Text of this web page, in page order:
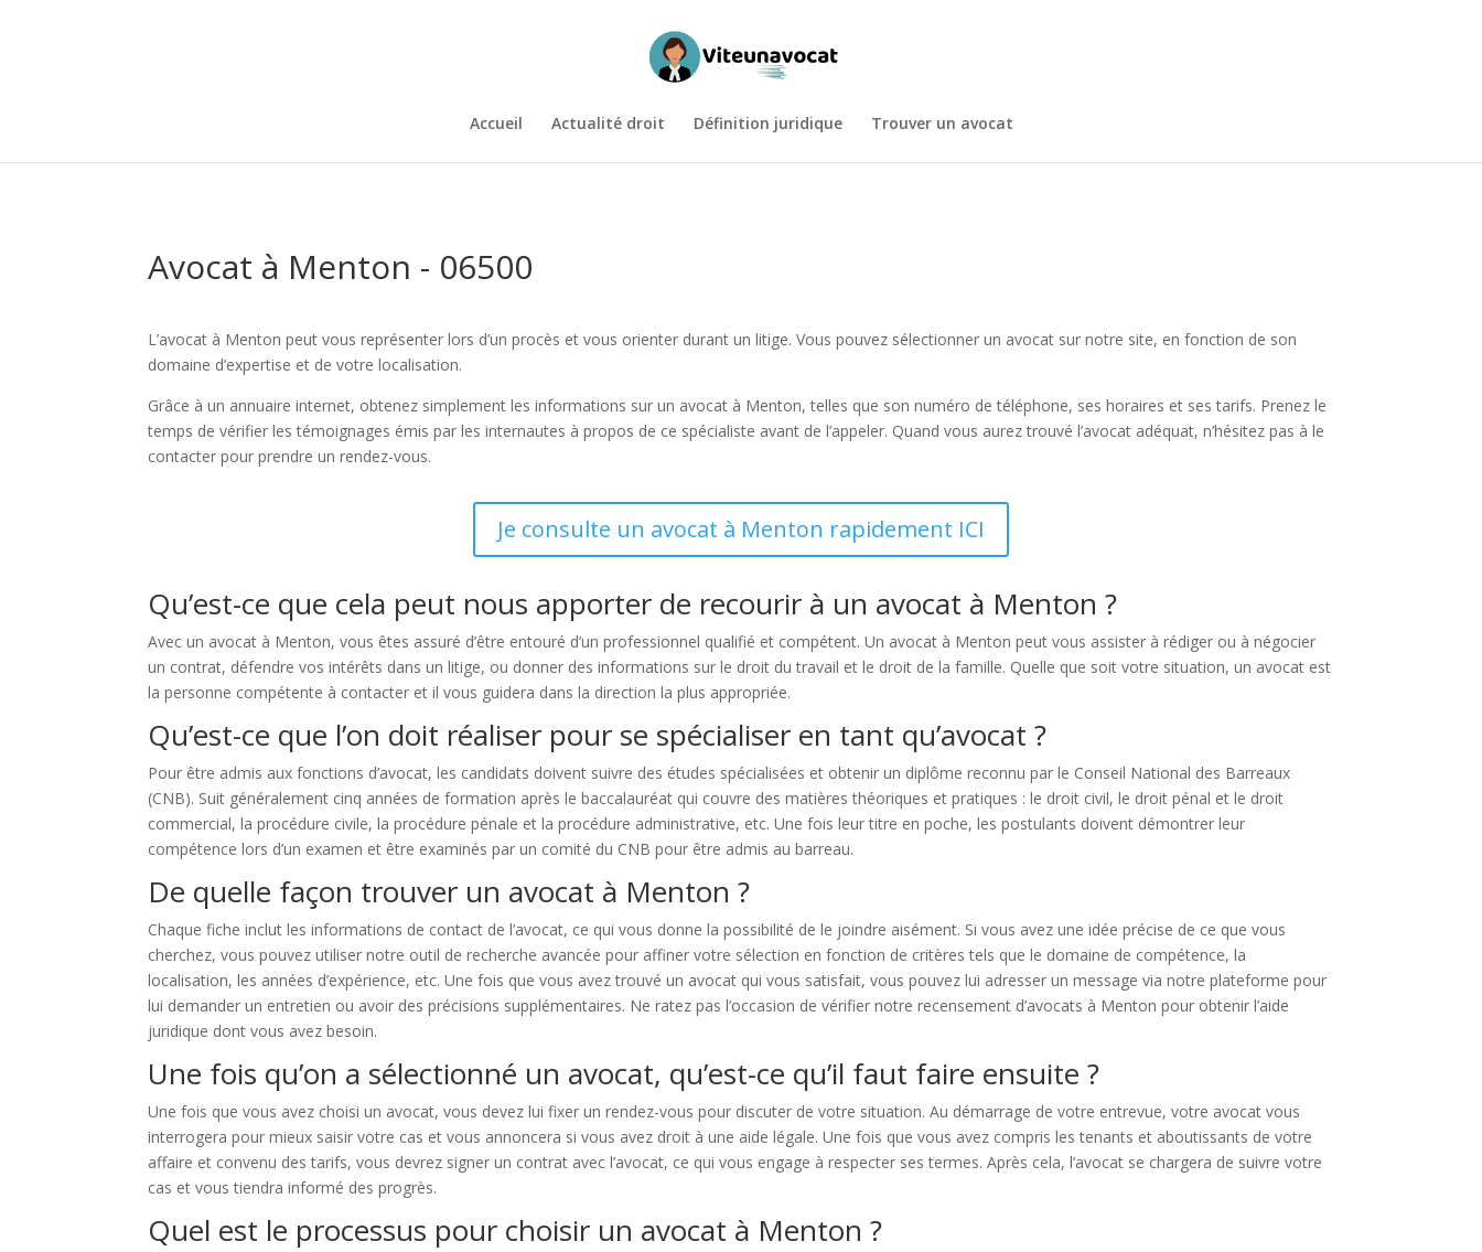
Accueil Actualité droit Définition juridique Trouver un avocat
Avocat à Menton - 06500
L’avocat à Menton peut vous représenter lors d’un procès et vous orienter durant un litige. Vous pouvez sélectionner un avocat sur notre site, en fonction de son
domaine d’expertise et de votre localisation.
Grâce à un annuaire internet, obtenez simplement les informations sur un avocat à Menton, telles que son numéro de téléphone, ses horaires et ses tarifs. Prenez le
temps de vérifier les témoignages émis par les internautes à propos de ce spécialiste avant de l’appeler. Quand vous aurez trouvé l’avocat adéquat, n’hésitez pas à le
contacter pour prendre un rendez-vous.
Je consulte un avocat à Menton rapidement ICI
Qu’est-ce que cela peut nous apporter de recourir à un avocat à Menton ?
Avec un avocat à Menton, vous êtes assuré d’être entouré d’un professionnel qualifié et compétent. Un avocat à Menton peut vous assister à rédiger ou à négocier
un contrat, défendre vos intérêts dans un litige, ou donner des informations sur le droit du travail et le droit de la famille. Quelle que soit votre situation, un avocat est
la personne compétente à contacter et il vous guidera dans la direction la plus appropriée.
Qu’est-ce que l’on doit réaliser pour se spécialiser en tant qu’avocat ?
Pour être admis aux fonctions d’avocat, les candidats doivent suivre des études spécialisées et obtenir un diplôme reconnu par le Conseil National des Barreaux
(CNB). Suit généralement cinq années de formation après le baccalauréat qui couvre des matières théoriques et pratiques : le droit civil, le droit pénal et le droit
commercial, la procédure civile, la procédure pénale et la procédure administrative, etc. Une fois leur titre en poche, les postulants doivent démontrer leur
compétence lors d’un examen et être examinés par un comité du CNB pour être admis au barreau.
De quelle façon trouver un avocat à Menton ?
Chaque fiche inclut les informations de contact de l’avocat, ce qui vous donne la possibilité de le joindre aisément. Si vous avez une idée précise de ce que vous
cherchez, vous pouvez utiliser notre outil de recherche avancée pour affiner votre sélection en fonction de critères tels que le domaine de compétence, la
localisation, les années d’expérience, etc. Une fois que vous avez trouvé un avocat qui vous satisfait, vous pouvez lui adresser un message via notre plateforme pour
lui demander un entretien ou avoir des précisions supplémentaires. Ne ratez pas l’occasion de vérifier notre recensement d’avocats à Menton pour obtenir l’aide
juridique dont vous avez besoin.
Une fois qu’on a sélectionné un avocat, qu’est-ce qu’il faut faire ensuite ?
Une fois que vous avez choisi un avocat, vous devez lui fixer un rendez-vous pour discuter de votre situation. Au démarrage de votre entrevue, votre avocat vous
interrogera pour mieux saisir votre cas et vous annoncera si vous avez droit à une aide légale. Une fois que vous avez compris les tenants et aboutissants de votre
affaire et convenu des tarifs, vous devrez signer un contrat avec l’avocat, ce qui vous engage à respecter ses termes. Après cela, l’avocat se chargera de suivre votre
cas et vous tiendra informé des progrès.
Quel est le processus pour choisir un avocat à Menton ?